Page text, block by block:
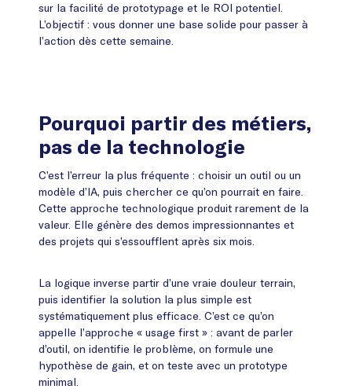
sur la facilité de prototypage et le ROI potentiel.
L’objectif : vous donner une base solide pour passer à
l’action dès cette semaine.
Pourquoi partir des métiers,
pas de la technologie
C’est l’erreur la plus fréquente : choisir un outil ou un
modèle d’IA, puis chercher ce qu’on pourrait en faire.
Cette approche technologique produit rarement de la
valeur. Elle génère des demos impressionnantes et
des projets qui s’essoufflent après six mois.
La logique inverse partir d’une vraie douleur terrain,
puis identifier la solution la plus simple est
systématiquement plus efficace. C’est ce qu’on
appelle l’approche « usage first » : avant de parler
d’outil, on identifie le problème, on formule une
hypothèse de gain, et on teste avec un prototype
minimal.